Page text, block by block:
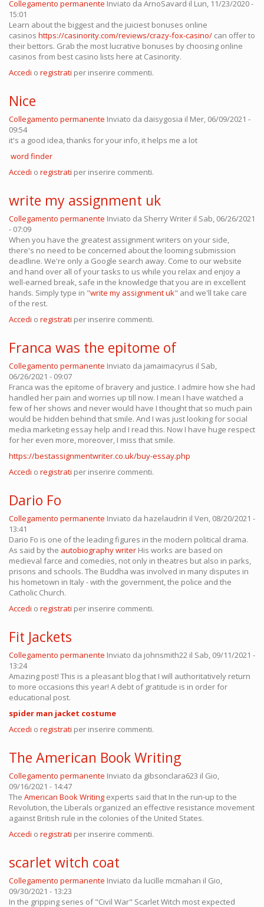
Collegamento permanente Inviato da ArnoSavard il Lun, 11/23/2020 -
15:01
Learn about the biggest and the juiciest bonuses online
casinos https://casinority.com/reviews/crazy-fox-casino/ can offer to
their bettors. Grab the most lucrative bonuses by choosing online
casinos from best casino lists here at Casinority.
Accedi o registrati per inserire commenti.
Nice
Collegamento permanente Inviato da daisygosia il Mer, 06/09/2021 -
09:54
it's a good idea, thanks for your info, it helps me a lot
word finder
Accedi o registrati per inserire commenti.
write my assignment uk
Collegamento permanente Inviato da Sherry Writer il Sab, 06/26/2021
- 07:09
When you have the greatest assignment writers on your side,
there's no need to be concerned about the looming submission
deadline. We're only a Google search away. Come to our website
and hand over all of your tasks to us while you relax and enjoy a
well-earned break, safe in the knowledge that you are in excellent
hands. Simply type in "write my assignment uk" and we'll take care
of the rest.
Accedi o registrati per inserire commenti.
Franca was the epitome of
Collegamento permanente Inviato da jamaimacyrus il Sab,
06/26/2021 - 09:07
Franca was the epitome of bravery and justice. I admire how she had
handled her pain and worries up till now. I mean I have watched a
few of her shows and never would have I thought that so much pain
would be hidden behind that smile. And I was just looking for social
media marketing essay help and I read this. Now I have huge respect
for her even more, moreover, I miss that smile.
https://bestassignmentwriter.co.uk/buy-essay.php
Accedi o registrati per inserire commenti.
Dario Fo
Collegamento permanente Inviato da hazelaudrin il Ven, 08/20/2021 -
13:41
Dario Fo is one of the leading figures in the modern political drama.
As said by the autobiography writer His works are based on
medieval farce and comedies, not only in theatres but also in parks,
prisons and schools. The Buddha was involved in many disputes in
his hometown in Italy - with the government, the police and the
Catholic Church.
Accedi o registrati per inserire commenti.
Fit Jackets
Collegamento permanente Inviato da johnsmith22 il Sab, 09/11/2021 -
13:24
Amazing post! This is a pleasant blog that I will authoritatively return
to more occasions this year! A debt of gratitude is in order for
educational post.
spider man jacket costume
Accedi o registrati per inserire commenti.
The American Book Writing
Collegamento permanente Inviato da gibsonclara623 il Gio,
09/16/2021 - 14:47
The American Book Writing experts said that In the run-up to the
Revolution, the Liberals organized an effective resistance movement
against British rule in the colonies of the United States.
Accedi o registrati per inserire commenti.
scarlet witch coat
Collegamento permanente Inviato da lucille mcmahan il Gio,
09/30/2021 - 13:23
In the gripping series of "Civil War" Scarlet Witch most expected